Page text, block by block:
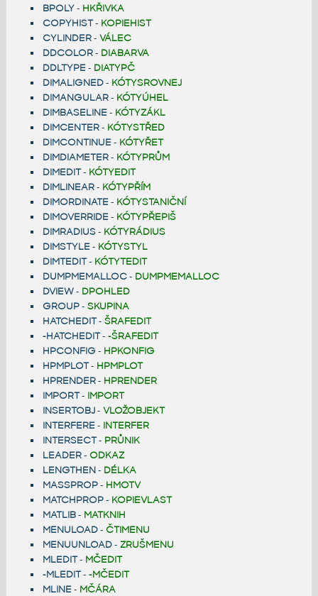
BPOLY- HKŘIVKA
COPYHIST- KOPIEHIST
CYLINDER- VÁLEC
DDCOLOR- DIABARVA
DDLTYPE- DIATYPČ
DIMALIGNED- KÓTYSROVNEJ
DIMANGULAR- KÓTYÚHEL
DIMBASELINE- KÓTYZÁKL
DIMCENTER- KÓTYSTŘED
DIMCONTINUE- KÓTYŘET
DIMDIAMETER- KÓTYPRŮM
DIMEDIT- KÓTYEDIT
DIMLINEAR- KÓTYPŘÍM
DIMORDINATE- KÓTYSTANIČNÍ
DIMOVERRIDE- KÓTYPŘEPIŠ
DIMRADIUS- KÓTYRÁDIUS
DIMSTYLE- KÓTYSTYL
DIMTEDIT- KÓTYTEDIT
DUMPMEMALLOC- DUMPMEMALLOC
DVIEW- DPOHLED
GROUP- SKUPINA
HATCHEDIT- ŠRAFEDIT
-HATCHEDIT- -ŠRAFEDIT
HPCONFIG- HPKONFIG
HPMPLOT- HPMPLOT
HPRENDER- HPRENDER
IMPORT- IMPORT
INSERTOBJ- VLOŽOBJEKT
INTERFERE- INTERFER
INTERSECT- PRŮNIK
LEADER- ODKAZ
LENGTHEN- DÉLKA
MASSPROP- HMOTV
MATCHPROP- KOPIEVLAST
MATLIB- MATKNIH
MENULOAD- ČTIMENU
MENUUNLOAD- ZRUŠMENU
MLEDIT- MČEDIT
-MLEDIT- -MČEDIT
MLINE- MČÁRA